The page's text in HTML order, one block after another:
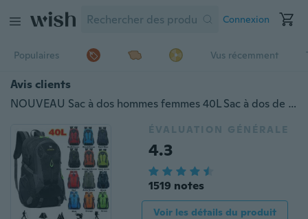
Connexion
Populaires Vus récemment
Avis clients
NOUVEAU Sac à dos hommes femmes 40L Sac à dos de voyage extérieur Sac de sport Sac à dos de camping Sac à dos de randonnée Sac à dos pour étudiants
ÉVALUATION GÉNÉRALE
4.3
1519 notes
Voir les détails du produit